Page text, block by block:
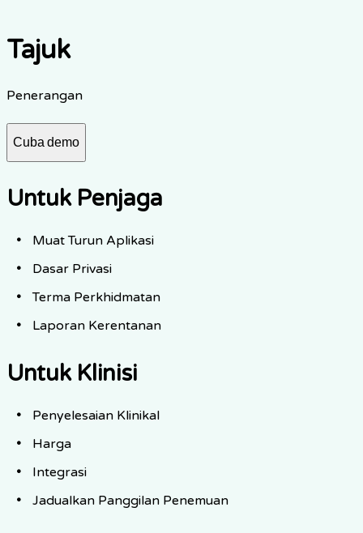
Tajuk
Penerangan
Cuba demo
Untuk Penjaga
Muat Turun Aplikasi
Dasar Privasi
Terma Perkhidmatan
Laporan Kerentanan
Untuk Klinisi
Penyelesaian Klinikal
Harga
Integrasi
Jadualkan Panggilan Penemuan